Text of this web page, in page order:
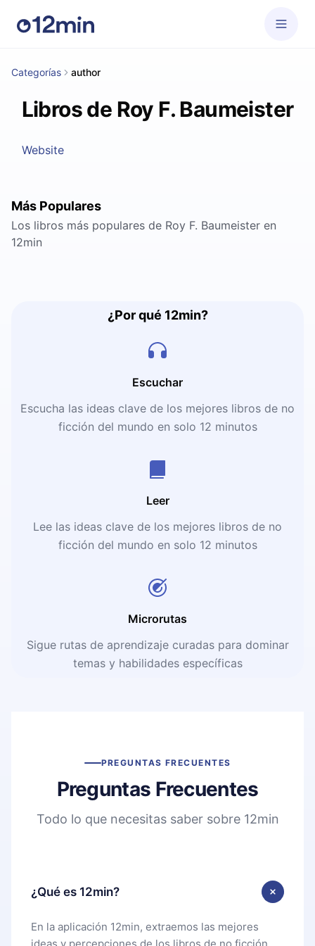
Categorías author
Libros de Roy F. Baumeister
Website
Más Populares
Los libros más populares de Roy F. Baumeister en
12min
¿Por qué 12min?
Escuchar
Escucha las ideas clave de los mejores libros de no
ficción del mundo en solo 12 minutos
Leer
Lee las ideas clave de los mejores libros de no
ficción del mundo en solo 12 minutos
Microrutas
Sigue rutas de aprendizaje curadas para dominar
temas y habilidades específicas
PREGUNTAS FRECUENTES
Preguntas Frecuentes
Todo lo que necesitas saber sobre 12min
¿Qué es 12min?
En la aplicación 12min, extraemos las mejores